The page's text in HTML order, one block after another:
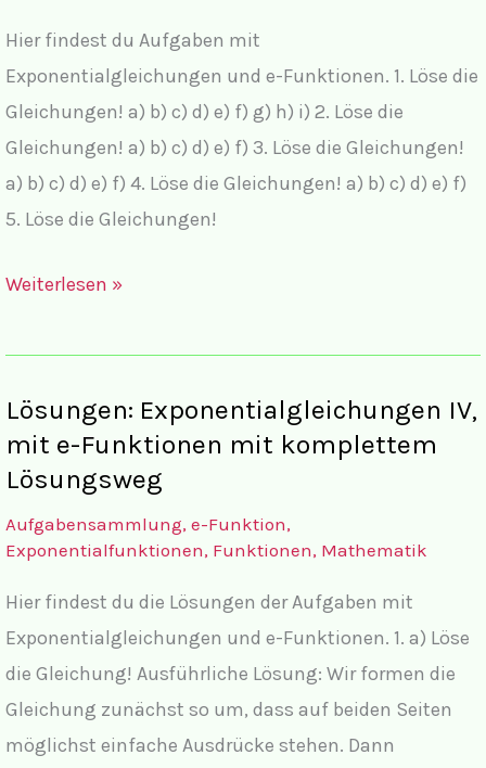
Hier findest du Aufgaben mit
Exponentialgleichungen und e-Funktionen. 1. Löse die
Gleichungen! a) b) c) d) e) f) g) h) i) 2. Löse die
Gleichungen! a) b) c) d) e) f) 3. Löse die Gleichungen!
a) b) c) d) e) f) 4. Löse die Gleichungen! a) b) c) d) e) f)
5. Löse die Gleichungen!
Aufgaben:
IV,
e-
Weiterlesen »
Lösungen: Exponentialgleichungen IV,
mit e-Funktionen mit komplettem
Lösungsweg
Aufgabensammlung, e-Funktion,
Exponentialfunktionen, Funktionen, Mathematik
Hier findest du die Lösungen der Aufgaben mit
Exponentialgleichungen und e-Funktionen. 1. a) Löse
die Gleichung! Ausführliche Lösung: Wir formen die
Gleichung zunächst so um, dass auf beiden Seiten
möglichst einfache Ausdrücke stehen. Dann